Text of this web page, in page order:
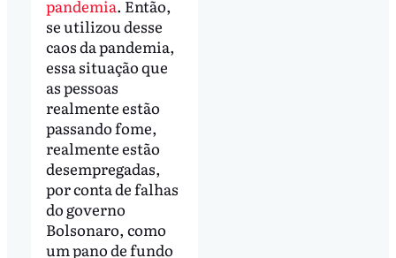
pandemia. Então,
se utilizou desse
caos da pandemia,
essa situação que
as pessoas
realmente estão
passando fome,
realmente estão
desempregadas,
por conta de falhas
do governo
Bolsonaro, como
um pano de fundo